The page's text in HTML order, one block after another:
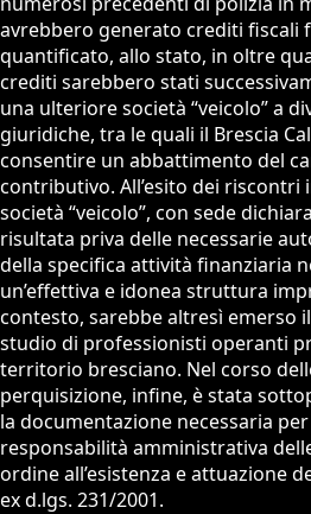
avrebbero generato crediti fiscali
quantificato, allo stato, in oltre
crediti sarebbero stati
una ulteriore società “veicolo” a
giuridiche, tra le quali il Brescia
consentire un abbattimento del
contributivo. All’esito dei riscontri
società “veicolo”, con sede
risultata priva delle necessarie
della specifica attività finanziaria
un’effettiva e idonea struttura
contesto, sarebbe altresì emerso
studio di professionisti operanti
territorio bresciano. Nel corso
perquisizione, infine, è stata
la documentazione necessaria
responsabilità amministrativa
ordine all’esistenza e attuazione
ex d.lgs. 231/2001.